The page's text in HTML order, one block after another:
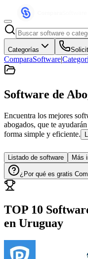
Categorías
ComparaSoftware|
Software de
Encuentra los mejores
abogados, que te
forma simple y eficiente.
Listado de software Más
¿Por qué es gratis
TOP 10
en Uruguay